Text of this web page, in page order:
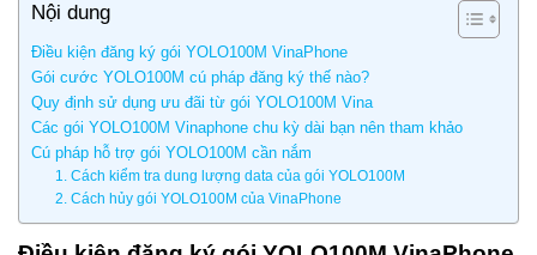
Nội dung
Điều kiện đăng ký gói YOLO100M VinaPhone
Gói cước YOLO100M cú pháp đăng ký thế nào?
Quy định sử dụng ưu đãi từ gói YOLO100M Vina
Các gói YOLO100M Vinaphone chu kỳ dài bạn nên tham khảo
Cú pháp hỗ trợ gói YOLO100M cần nắm
1. Cách kiểm tra dung lượng data của gói YOLO100M
2. Cách hủy gói YOLO100M của VinaPhone